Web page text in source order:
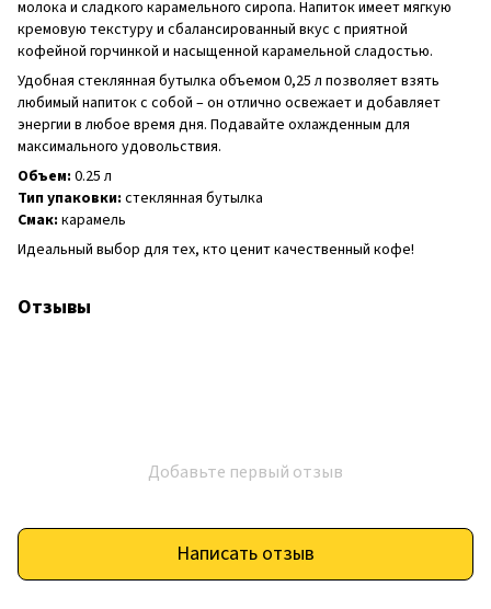
молока и сладкого карамельного сиропа. Напиток имеет мягкую
кремовую текстуру и сбалансированный вкус с приятной
кофейной горчинкой и насыщенной карамельной сладостью.
Удобная стеклянная бутылка объемом 0,25 л позволяет взять
любимый напиток с собой – он отлично освежает и добавляет
энергии в любое время дня. Подавайте охлажденным для
максимального удовольствия.
Объем: 0.25 л
Тип упаковки: стеклянная бутылка
Смак: карамель
Идеальный выбор для тех, кто ценит качественный кофе!
Отзывы
Добавьте первый отзыв
Написать отзыв